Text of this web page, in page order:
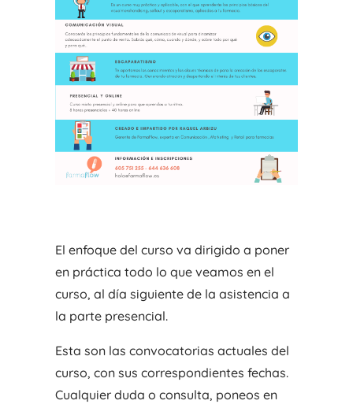
El enfoque del curso va dirigido a poner
en práctica todo lo que veamos en el
curso, al día siguiente de la asistencia a
la parte presencial.
Esta son las convocatorias actuales del
curso, con sus correspondientes fechas.
Cualquier duda o consulta, poneos en